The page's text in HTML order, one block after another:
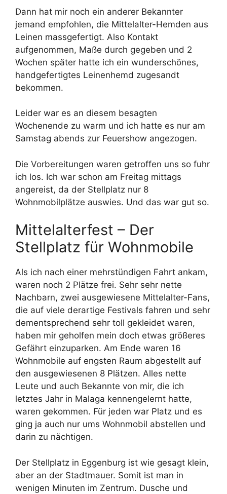
Dann hat mir noch ein anderer Bekannter
jemand empfohlen, die Mittelalter-Hemden aus
Leinen massgefertigt. Also Kontakt
aufgenommen, Maße durch gegeben und 2
Wochen später hatte ich ein wunderschönes,
handgefertigtes Leinenhemd zugesandt
bekommen.
Leider war es an diesem besagten
Wochenende zu warm und ich hatte es nur am
Samstag abends zur Feuershow angezogen.
Die Vorbereitungen waren getroffen uns so fuhr
ich los. Ich war schon am Freitag mittags
angereist, da der Stellplatz nur 8
Wohnmobilplätze auswies. Und das war gut so.
Mittelalterfest – Der
Stellplatz für Wohnmobile
Als ich nach einer mehrstündigen Fahrt ankam,
waren noch 2 Plätze frei. Sehr sehr nette
Nachbarn, zwei ausgewiesene Mittelalter-Fans,
die auf viele derartige Festivals fahren und sehr
dementsprechend sehr toll gekleidet waren,
haben mir geholfen mein doch etwas größeres
Gefährt einzuparken. Am Ende waren 16
Wohnmobile auf engsten Raum abgestellt auf
den ausgewiesenen 8 Plätzen. Alles nette
Leute und auch Bekannte von mir, die ich
letztes Jahr in Malaga kennengelernt hatte,
waren gekommen. Für jeden war Platz und es
ging ja auch nur ums Wohnmobil abstellen und
darin zu nächtigen.
Der Stellplatz in Eggenburg ist wie gesagt klein,
aber an der Stadtmauer. Somit ist man in
wenigen Minuten im Zentrum. Dusche und